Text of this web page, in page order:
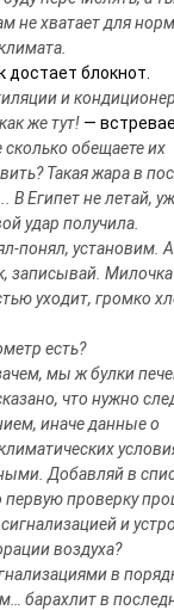
не хватает для
достает блокнот.
и
же тут! —
обещаете их
Такая жара в
В Египет не летай,
удар получила.
понял, установим.
записывай. Милочка
уходит, громко
есть?
мы ж булки
что нужно
иначе данные о
Добавляй в
первую проверку
сигнализацией и
воздуха?
в
барахлит в